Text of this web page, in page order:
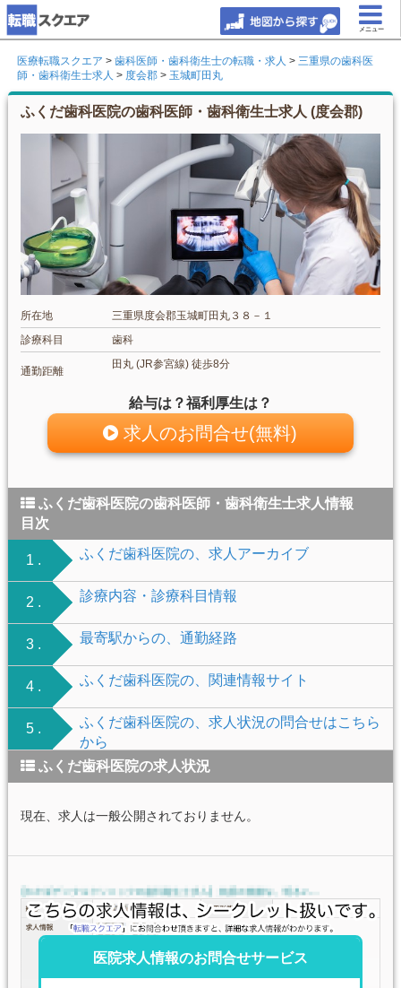
メニュー
医療転職スクエア > 歯科医師・歯科衛生士の転職・求人 > 三重県の歯科医
師・歯科衛生士求人 > 度会郡 > 玉城町田丸
ふくだ歯科医院の歯科医師・歯科衛生士求人 (度会郡)
所在地
三重県度会郡玉城町田丸３８－１
診療科目
歯科
通勤距離
田丸 (JR参宮線) 徒歩8分
給与は？福利厚生は？
求人のお問合せ(無料)
ふくだ歯科医院の歯科医師・歯科衛生士求人情報
目次
1 . ふくだ歯科医院の、求人アーカイブ
2 . 診療内容・診療科目情報
3 . 最寄駅からの、通勤経路
4 . ふくだ歯科医院の、関連情報サイト
5 .
ふくだ歯科医院の、求人状況の問合せはこちら
から
ふくだ歯科医院の求人状況
現在、求人は一般公開されておりません。
医院求人情報のお問合せサービス